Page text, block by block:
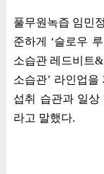
풀무원녹즙 임민정
준하게 ‘슬로우
소습관 레드비트&
소습관’ 라인업을
섭취 습관과 일
라고 말했다.